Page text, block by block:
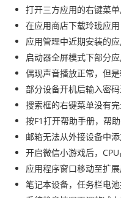
打开三方应用的右键菜
在应用商店下载玲珑应
应用管理中近期安装的
启动器全屏模式下部分
偶现声音播放正常，但
部分设备开机后输入密
搜索框的右键菜单没有
按F1打开帮助手册，帮
邮箱无法从外接设备中
开启微信小游戏后，
应用程序窗口移动至扩
笔记本设备，任务栏电